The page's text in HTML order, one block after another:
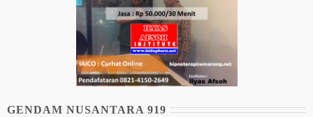
GENDAM NUSANTARA 919